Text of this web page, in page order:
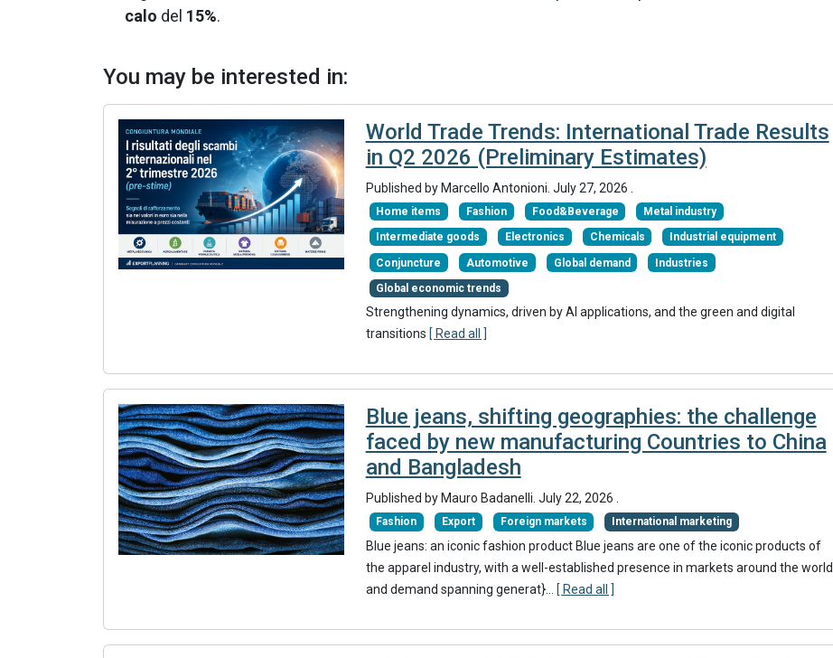
calo del 15%.
You may be interested in:
World Trade Trends: International Trade Results
in Q2 2026 (Preliminary Estimates)
Published by Marcello Antonioni July 27, 2026
Home items Fashion Food&Beverage Metal industry
Intermediate goods Electronics Chemicals Industrial equipment
Conjuncture Automotive Global demand Industries
Global economic trends
Strengthening dynamics, driven by AI applications, and the green and digital
transitions [ Read all ]
Blue jeans, shifting geographies: the challenge
faced by new manufacturing Countries to China
and Bangladesh
Published by Mauro Badanelli July 22, 2026
Fashion Export Foreign markets International marketing
Blue jeans: an iconic fashion product Blue jeans are one of the iconic products of
the apparel industry, with a well-established presence in markets around the world
and demand spanning generat}... [ Read all ]